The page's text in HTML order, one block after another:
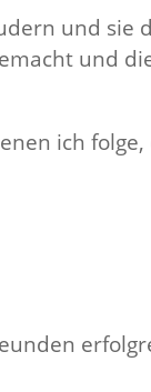
und sie
und
ich